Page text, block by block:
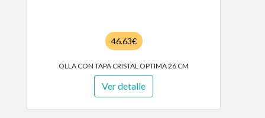
46.63€
OLLA CON TAPA CRISTAL OPTIMA 26 CM
Ver detalle